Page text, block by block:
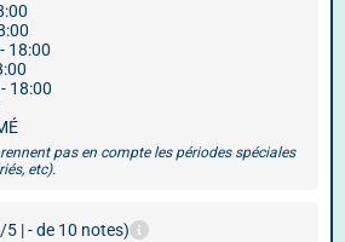
18:00
18:00
pas en compte les périodes spéciales
etc).
5 | - de 10 notes)